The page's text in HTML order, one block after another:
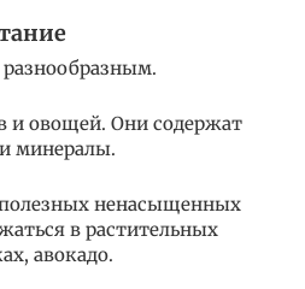
и овощей. Они содержат
минералы.
ненасыщенных
в растительных
авокадо.